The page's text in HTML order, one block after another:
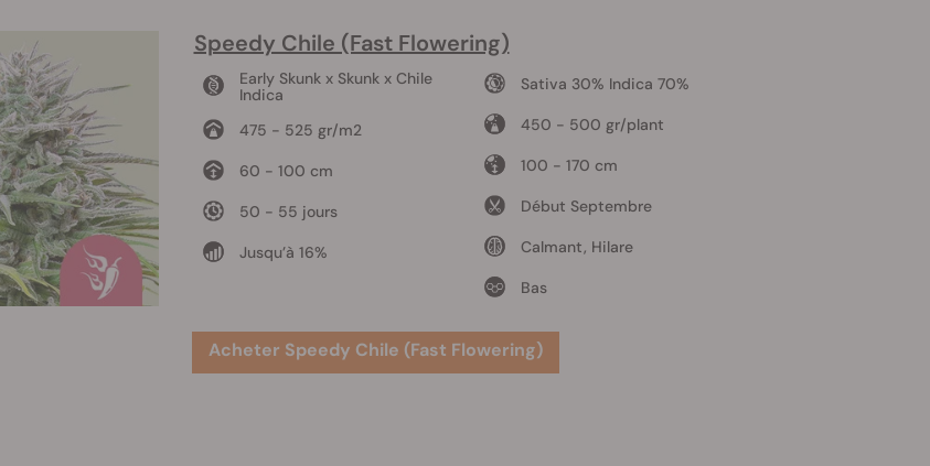
Speedy Chile (Fast Flowering)
Early Skunk x Skunk x Chile
Indica
475 - 525 gr/m2
60 - 100 cm
50 - 55 jours
Jusqu’à 16%
Sativa 30% Indica 70%
450 - 500 gr/plant
100 - 170 cm
Début Septembre
Calmant, Hilare
Bas
Acheter Speedy Chile (Fast Flowering)